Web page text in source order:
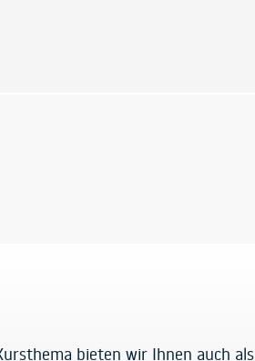
bieten wir Ihnen auch als